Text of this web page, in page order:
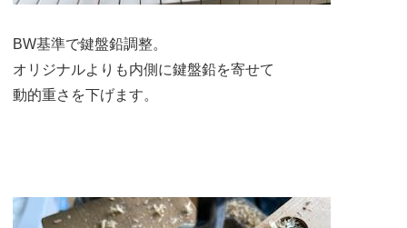
BW基準で鍵盤鉛調整。
オリジナルよりも内側に鍵盤鉛を寄せて
動的重さを下げます。